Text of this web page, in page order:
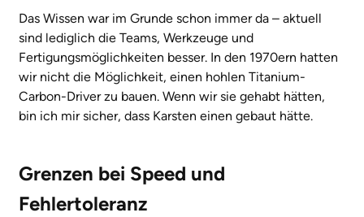
Das Wissen war im Grunde schon immer da – aktuell
sind lediglich die Teams, Werkzeuge und
Fertigungsmöglichkeiten besser. In den 1970ern hatten
wir nicht die Möglichkeit, einen hohlen Titanium-
Carbon-Driver zu bauen. Wenn wir sie gehabt hätten,
bin ich mir sicher, dass Karsten einen gebaut hätte.
Grenzen bei Speed und
Fehlertoleranz